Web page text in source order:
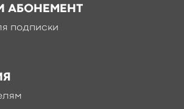
АБОНЕМЕНТ
подписки